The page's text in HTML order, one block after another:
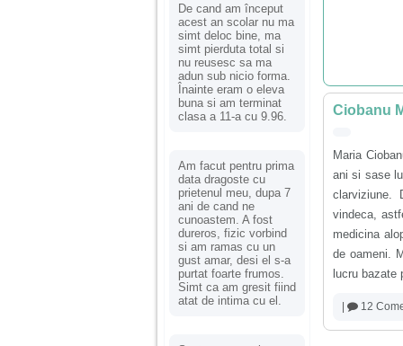
De cand am început
acest an scolar nu ma
simt deloc bine, ma
simt pierduta total si
nu reusesc sa ma
adun sub nicio forma.
Înainte eram o eleva
buna si am terminat
clasa a 11-a cu 9.96.
Am facut pentru prima
data dragoste cu
prietenul meu, dupa 7
ani de cand ne
cunoastem. A fost
dureros, fizic vorbind
si am ramas cu un
gust amar, desi el s-a
purtat foarte frumos.
Simt ca am gresit fiind
atat de intima cu el.
Ciobanu
Maria
ani si sase
clarviziune.
vindeca,
medicina
de oameni.
lucru bazate
12